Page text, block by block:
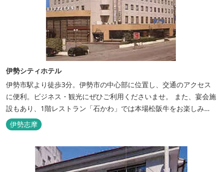
伊勢シティホテル
伊勢市駅より徒歩3分。伊勢市の中心部に位置し、交通のアクセス
に便利。ビジネス・観光にぜひご利用くださいませ。 また、宴会施
設もあり、1階レストラン「石かわ」では本場松阪牛をお楽しみい
ただけます。
伊勢志摩